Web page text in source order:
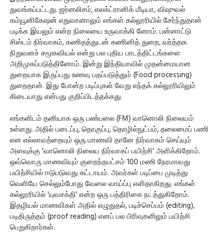
துவங்கப்பட்டது. ஜர்னலிசம், எலக்ட்ரானிக் மீடியா, விஷுவல்
கம்யூனிகேஷன் எதுவானாலும் எங்கள் கல்லூரியில் சேர்ந்துதான்
படிக்க இயலும் என்ற நிலையை உருவாக்கி னோம். பன்னாட்டு
சிஸ்டம் நிர்வாகம், கணிதத்துடன் கணினித் துறை, வர்த்தக
நிறுவனச் சமூகவியல் என்று பல புதிய பாடத்திட்டங்களை
அறிமுகப்படுத்தினோம். இன்று இந்தியாவில் முதன்மையான
துறையாக இருப்பது உணவு பதப்படுத்தும் (Food processing)
துறைதான். இது போன்ற படிப்புகள் வேறு எந்தக் கல்லூரியிலும்
கிடையாது என்பது குறிப்பிடத்தக்கது.
எங்களிடம் தனியாக ஒரு பண்பலை (FM) வானொலி நிலையம்
உள்ளது. அதில் படைப்பு, தொகுப்பு, தொழில்நுட்பம், தலைமைப் பணி
என எல்லாவற்றையும் ஒரு மாணவி தானே நிர்வாகம் செய்யும்
அளவுக்கு 'வானொலி நிலைய நிர்வாகப் பயிற்சி' அளிக்கிறோம்.
ஒவ்வொரு மாணவியும் குறைந்தபட்சம் 100 மணி நேரமாவது
பயிற்சியில் ஈடுபடுவது கட்டாயம். அவர்கள் படிப்பை முடித்து
வெளியே செல்லும்போது வேலை வாய்ப்பு எளிதாகிறது. எங்கள்
கல்லூரியில் 'யுவசக்தி' என்ற ஒரு பத்திரிகை நடத்துகிறோம்.
இதழியல் மாணவிகள் அதில் எழுதுதல், படிச்செப்பம் (editing),
படிதிருத்தம் (proof reading) எனப் பல பிரிவுகளிலும் பயிற்சி
பெறுகிறார்கள்.